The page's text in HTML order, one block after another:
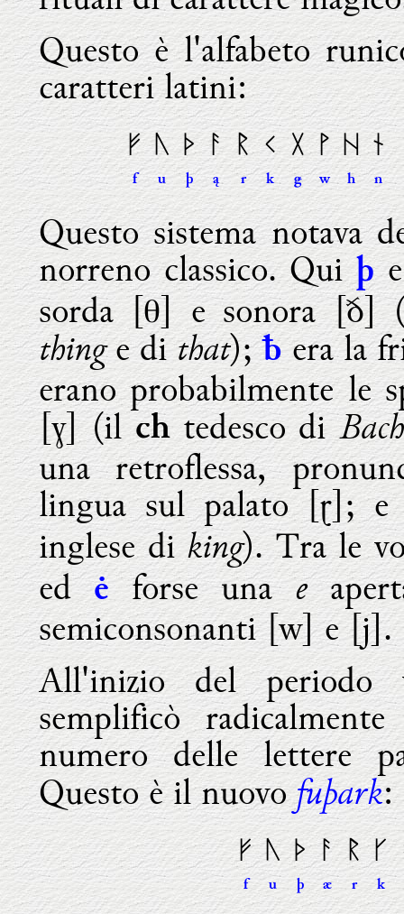
Questo è l'alfabeto
caratteri latini:
ᚠ ᚢ ᚦ ᚨ ᚱ ᚲ ᚷ ᚹ ᚺ ᚾ
f u þ ą r k  w h n
Questo sistema notava
norreno classico. Quiþ
sorda [θ] e sonora
thinge dithat);ƀera la
erano probabilmente le
[ɣ] (ilchtedesco diBach
una retroflessa,
lingua sul palato [ɽ];
inglese diking). Tra le
edėforse unae
semiconsonanti [w] e [j].
All'inizio del periodo
semplificò
numero delle lettere
Questo è il nuovofuþark:
ᚠ ᚢ ᚦ ᚨ ᚱ ᚴ
f u þ æ r k